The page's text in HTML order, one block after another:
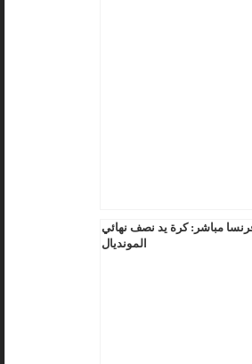
مباشر: كرة يد نصف نهائي
المونديال